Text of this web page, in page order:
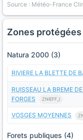
Source : Météo-France
Zones protégées
Natura 2000 (3)
RIVIERE LA BLETTE DE
RUISSEAU LA BREME
FORGES
ZNIEFF_I
VOSGES MOYENNES
Forets publiques (4)